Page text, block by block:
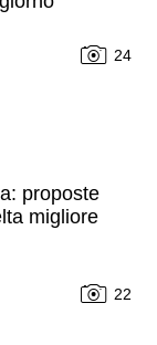
24
proposte
migliore
22